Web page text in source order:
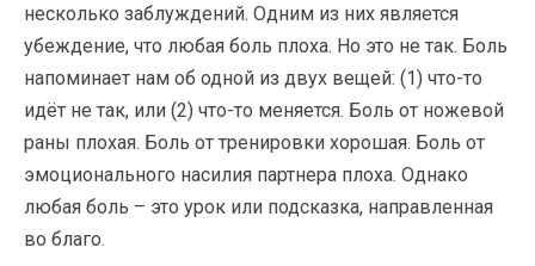
несколько заблуждений. Одним из них является
убеждение, что любая боль плоха. Но это не так. Боль
напоминает нам об одной из двух вещей: (1) что-то
идёт не так, или (2) что-то меняется. Боль от ножевой
раны плохая. Боль от тренировки хорошая. Боль от
эмоционального насилия партнера плоха. Однако
любая боль – это урок или подсказка, направленная
во благо.